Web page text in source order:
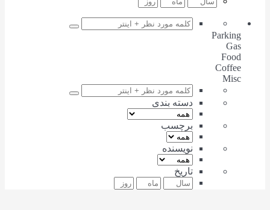
Parking
Gas
Food
Coffee
Misc
دسته بندی
برچسب
نویسنده
تاریخ